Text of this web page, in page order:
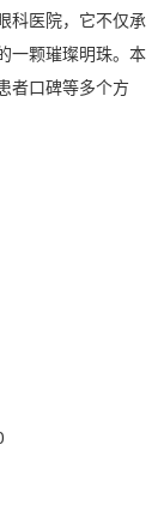
科医院，它不仅承
一颗璀璨明珠。本
者口碑等多个方